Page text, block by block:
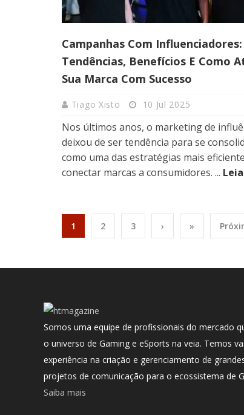
Campanhas Com Influenciadores:
Tendências, Benefícios E Como
Sua Marca Com Sucesso
Tiago Xisto 10 Jul 2025
Nos últimos anos, o marketing de
deixou de ser tendência para se
como uma das estratégias mais
conectar marcas a consumidores. ...
1 2 3 › »
Somos uma equipe de profissionais do mercado
o universo de Gaming e eSports na veia. Temos
experiência na criação e gerenciamento de
projetos de comunicação para o ecossistema de
Saiba mais